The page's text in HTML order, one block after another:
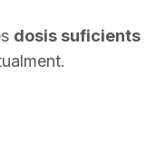
cap
dosis suficients